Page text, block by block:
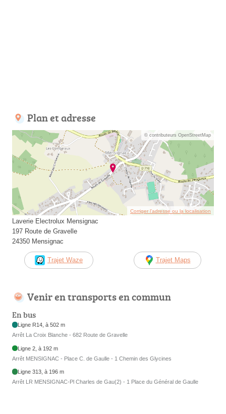
Plan et adresse
© contributeurs OpenStreetMap
Corriger l’adresse ou la localisation
Laverie Electrolux Mensignac
197 Route de Gravelle
24350 Mensignac
Trajet Waze Trajet Maps
Venir en transports en commun
En bus
Ligne R14, à 502 m
Arrêt La Croix Blanche - 682 Route de Gravelle
Ligne 2, à 192 m
Arrêt MENSIGNAC - Place C. de Gaulle - 1 Chemin des Glycines
Ligne 313, à 196 m
Arrêt LR MENSIGNAC-Pl Charles de Gau(2) - 1 Place du Général de Gaulle